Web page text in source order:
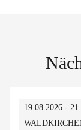
19.08.2026 -